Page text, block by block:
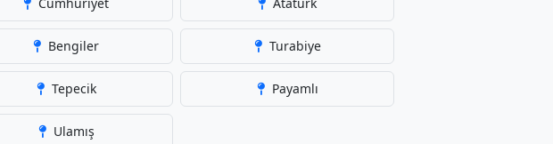
Bengiler Turabiye
Tepecik Payamlı
Ulamış